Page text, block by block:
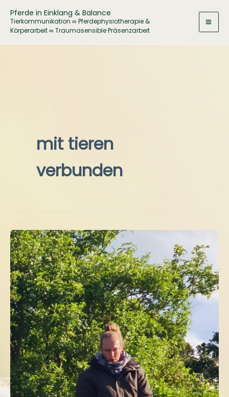
Zum
Inhalt
springen
Pferde in Einklang & Balance
Tierkommunikation ∞ Pferdephysiotherapie &
Körperarbeit ∞ Traumasensible Präsenzarbeit
mit tieren
verbunden